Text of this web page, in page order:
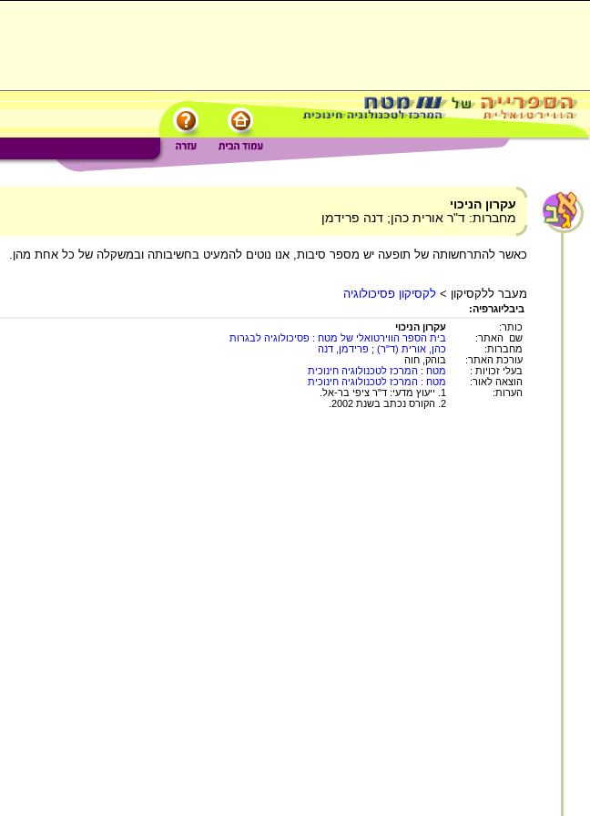
עקרון הניכוי
מחברות: ד"ר אורית כהן; דנה פרידמן
כאשר להתרחשותה של תופעה יש מספר סיבות, אנו נוטים להמעיט בחשיבותה ובמשקלה של כל אחת מהן.
מעבר ללקסיקון > לקסיקון פסיכולוגיה
ביבליוגרפיה:
כותר:
עקרון הניכוי
שם האתר:
בית הספר הווירטואלי של מטח : פסיכולוגיה לבגרות
מחברות:
כהן, אורית (ד"ר) ; פרידמן, דנה
עורכת האתר:
בוהק, חוה
בעלי זכויות :
מטח : המרכז לטכנולוגיה חינוכית
הוצאה לאור:
מטח : המרכז לטכנולוגיה חינוכית
הערות:
1. ייעוץ מדעי: ד"ר ציפי בר-אל.
2. הקורס נכתב בשנת 2002.